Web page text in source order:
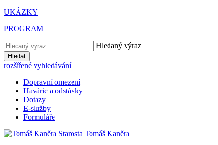
UKÁZKY
PROGRAM
Hledaný výraz
Hledat
rozšířené vyhledávání
Dopravní omezení
Havárie a odstávky
Dotazy
E-služby
Formuláře
Starosta Tomáš Kaněra